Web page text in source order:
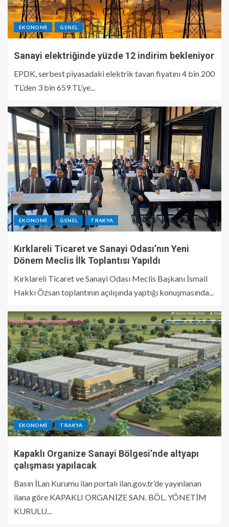
EKONOMI GENEL
Sanayi elektriğinde yüzde 12 indirim bekleniyor
EPDK, serbest piyasadaki elektrik tavan fiyatını 4 bin 200
TL’den 3 bin 659 TL’ye...
EKONOMI GENEL TRAKYA
Kırklareli Ticaret ve Sanayi Odası’nın Yeni
Dönem Meclis İlk Toplantısı Yapıldı
Kırklareli Ticaret ve Sanayi Odası Meclis Başkanı İsmail
Hakkı Özsan toplantının açılışında yaptığı konuşmasında...
EKONOMI TRAKYA
Kapaklı Organize Sanayi Bölgesi’nde altyapı
çalışması yapılacak
Basın İLan Kurumu ilan portalı ilan.gov.tr’de yayınlanan
ilana göre KAPAKLI ORGANİZE SAN. BÖL. YÖNETİM
KURULU...